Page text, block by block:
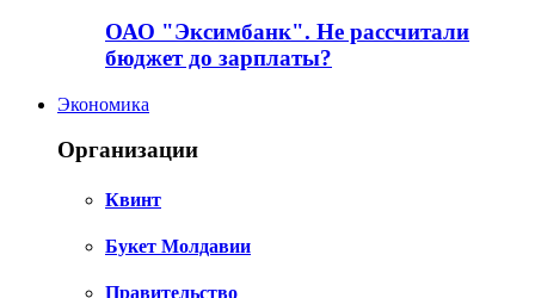
ОАО "Эксимбанк". Не рассчитали
бюджет до зарплаты?
Экономика
Организации
Квинт
Букет Молдавии
Правительство